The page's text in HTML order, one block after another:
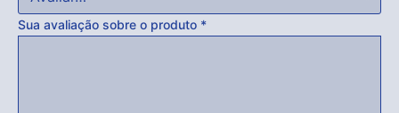
Sua avaliação sobre o produto *